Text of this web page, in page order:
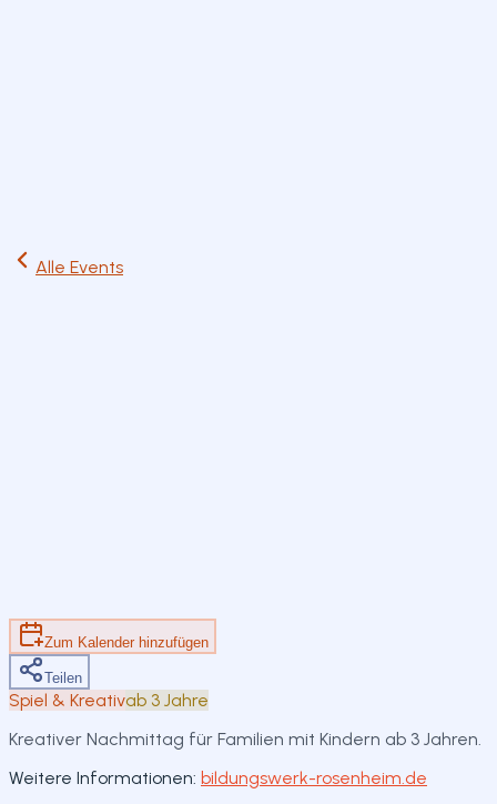
Alle Events
Teilen
Zum Kalender hinzufügen
Teilen
Spiel & Kreativab 3 Jahre
Kreativer Nachmittag für Familien mit Kindern ab 3 Jahren.
Weitere Informationen: bildungswerk-rosenheim.de